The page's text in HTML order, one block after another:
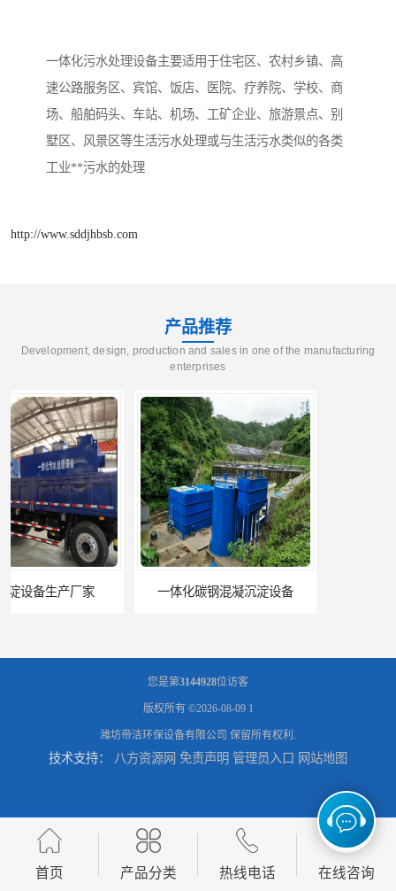
一体化污水处理设备主要适用于住宅区、农村乡镇、高
速公路服务区、宾馆、饭店、医院、疗养院、学校、商
场、船舶码头、车站、机场、工矿企业、旅游景点、别
墅区、风景区等生活污水处理或与生活污水类似的各类
工业**污水的处理
http://www.sddjhbsb.com
产品推荐
Development, design, production and sales in one of the manufacturing
enterprises
一体化碳钢混凝沉淀设备 磁絮凝污水处理设备生产厂家
一体化絮凝沉淀池 混凝土搅拌站絮凝沉淀污水处理设备
您是第3144928位访客
版权所有 ©2026-08-09 1
潍坊帝洁环保设备有限公司 保留所有权利.
技术支持： 八方资源网 免责声明 管理员入口 网站地图
首页 产品分类 热线电话 在线咨询